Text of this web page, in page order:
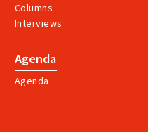
Columns
Interviews
Agenda
Agenda